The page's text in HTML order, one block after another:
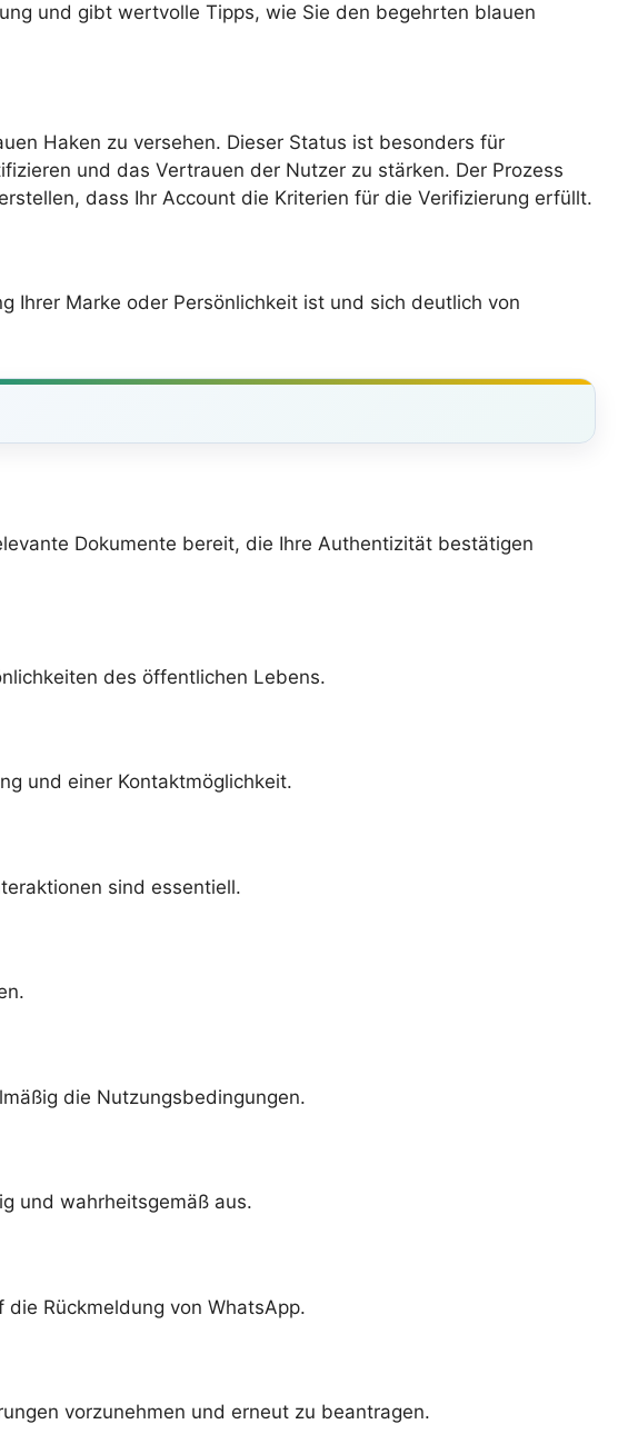
und gibt wertvolle Tipps, wie Sie den begehrten blauen
Haken zu versehen. Dieser Status ist besonders für
und das Vertrauen der Nutzer zu stärken. Der Prozess
dass Ihr Account die Kriterien für die Verifizierung erfüllt.
Ihrer Marke oder Persönlichkeit ist und sich deutlich von
Dokumente bereit, die Ihre Authentizität bestätigen
des öffentlichen Lebens.
und einer Kontaktmöglichkeit.
sind essentiell.
die Nutzungsbedingungen.
und wahrheitsgemäß aus.
Rückmeldung von WhatsApp.
vorzunehmen und erneut zu beantragen.